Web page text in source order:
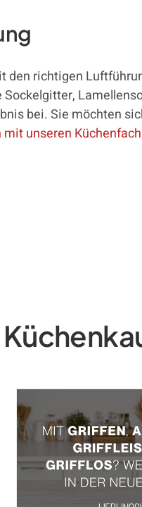
den richtigen
bei. Sie möchten
unseren